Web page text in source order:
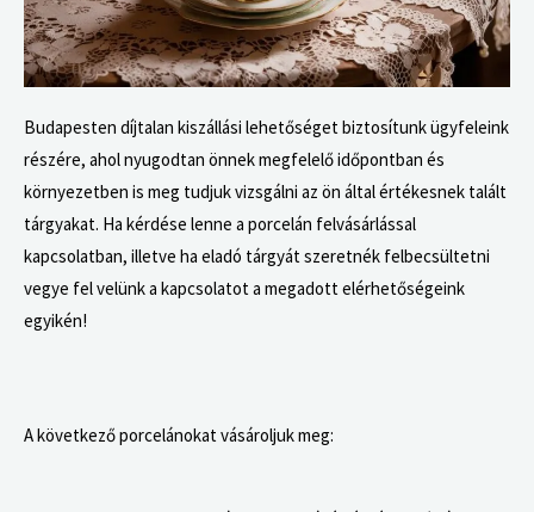
Budapesten díjtalan kiszállási lehetőséget biztosítunk ügyfeleink
részére, ahol nyugodtan önnek megfelelő időpontban és
környezetben is meg tudjuk vizsgálni az ön által értékesnek talált
tárgyakat. Ha kérdése lenne a porcelán felvásárlással
kapcsolatban, illetve ha eladó tárgyát szeretnék felbecsültetni
vegye fel velünk a kapcsolatot a megadott elérhetőségeink
egyikén!
A következő porcelánokat vásároljuk meg: